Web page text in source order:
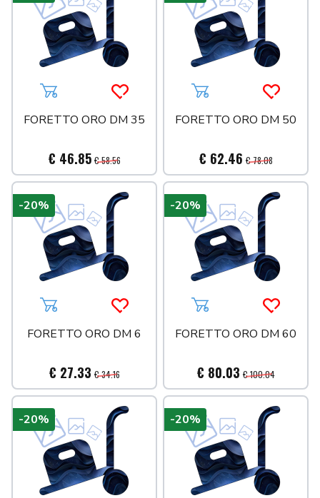
Aggiungi al carrelloAcquista più tardi
FORETTO ORO DM 35
€ 46.85 € 58.56
Aggiungi al carrello
FORETTO ORO DM 50
€ 62.46 € 78.08
Aggiungi al carrelloAcquista più tardi
FORETTO ORO DM 6
€ 27.33 € 34.16
-20%
Aggiungi al carrello
FORETTO ORO DM 60
€ 80.03 € 100.04
-20%
-20% -20%